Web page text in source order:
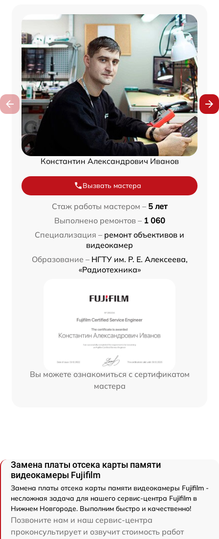
Константин Александрович Иванов
Вызвать мастера
Стаж работы мастером – 5 лет
Выполнено ремонтов – 1 060
Специализация – ремонт объективов и
видеокамер
Образование – НГТУ им. Р. Е. Алексеева,
«Радиотехника»
Вы можете ознакомиться с сертификатом
мастера
Замена платы отсека карты памяти
видеокамеры Fujifilm
Замена платы отсека карты памяти видеокамеры Fujifilm -
несложная задача для нашего сервис-центра Fujifilm в
Нижнем Новгороде. Выполним быстро и качественно!
Позвоните нам и наш сервис-центра
проконсультирует и озвучит стоимость работ